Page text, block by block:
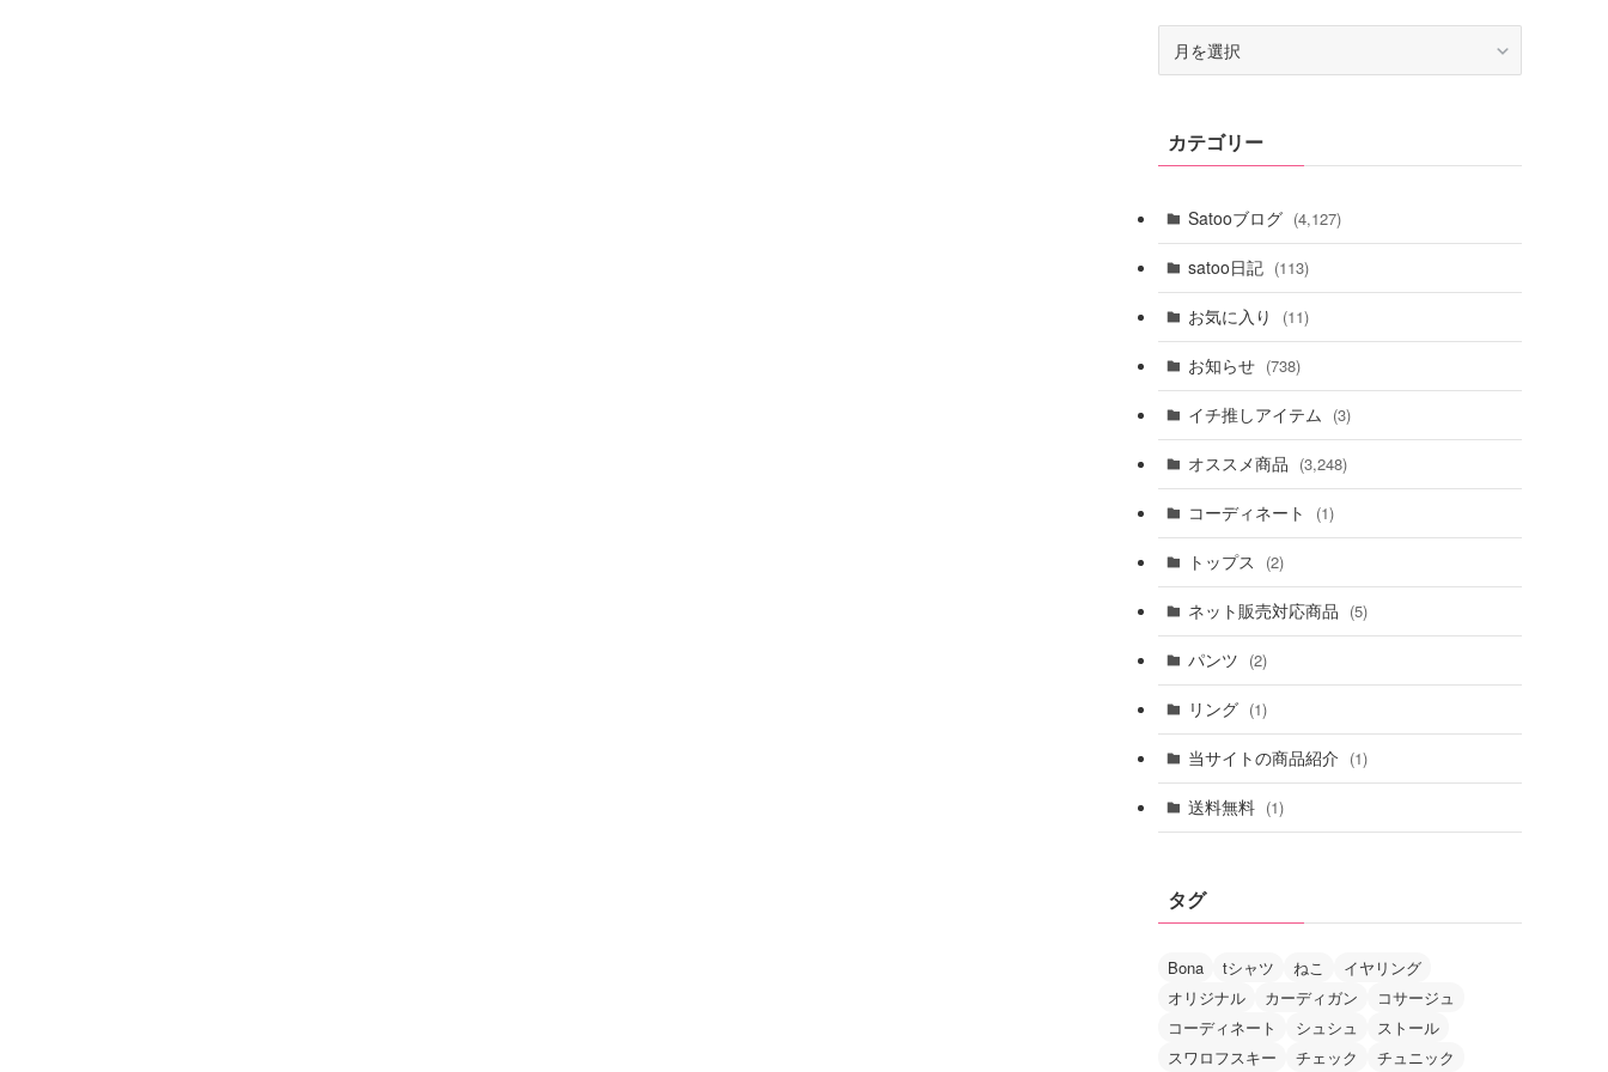
ブカテゴリー
Satooブログ (4,127)
satoo日記 (113)
お気に入り (11)
お知らせ (738)
イチ推しアイテム (3)
オススメ商品 (3,248)
コーディネート (1)
トップス (2)
ネット販売対応商品 (5)
パンツ (2)
リング (1)
当サイトの商品紹介 (1)
送料無料 (1)
タグ
Bona tシャツ ねこ
イヤリング
オリジナル
カーディガン
コサージュ
コーディネート
シュシュ
ストール
スワロフスキー
チェック チュニック